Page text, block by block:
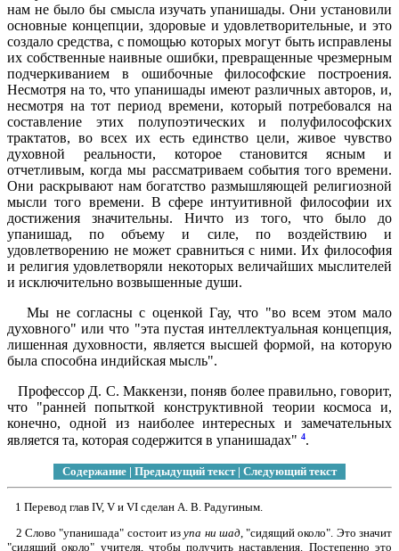
нам не было бы смысла изучать упанишады. Они установили
основные концепции, здоровые и удовлетворительные, и это
создало средства, с помощью которых могут быть исправлены
их собственные наивные ошибки, превращенные чрезмерным
подчеркиванием в ошибочные философские построения.
Несмотря на то, что упанишады имеют различных авторов, и,
несмотря на тот период времени, который потребовался на
составление этих полупоэтических и полуфилософских
трактатов, во всех их есть единство цели, живое чувство
духовной реальности, которое становится ясным и
отчетливым, когда мы рассматриваем события того времени.
Они раскрывают нам богатство размышляющей религиозной
мысли того времени. В сфере интуитивной философии их
достижения значительны. Ничто из того, что было до
упанишад, по объему и силе, по воздействию и
удовлетворению не может сравниться с ними. Их философия
и религия удовлетворяли некоторых величайших мыслителей
и исключительно возвышенные души.
Мы не согласны с оценкой Гау, что "во всем этом мало
духовного" или что "эта пустая интеллектуальная концепция,
лишенная духовности, является высшей формой, на которую
была способна индийская мысль".
Профессор Д. С. Маккензи, поняв более правильно, говорит,
что "ранней попыткой конструктивной теории космоса и,
конечно, одной из наиболее интересных и замечательных
является та, которая содержится в упанишадах" 4.
Содержание | Предыдущий текст| Следующий текст
1 Перевод глав IV, V и VI сделан А. В. Радугиным.
2 Слово "упанишада" состоит изупа ни шад, "сидящий около". Это значит
"сидящий около" учителя, чтобы получить наставления. Постепенно это